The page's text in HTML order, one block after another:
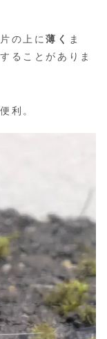
の上に薄く
ま
ることがありま
利。